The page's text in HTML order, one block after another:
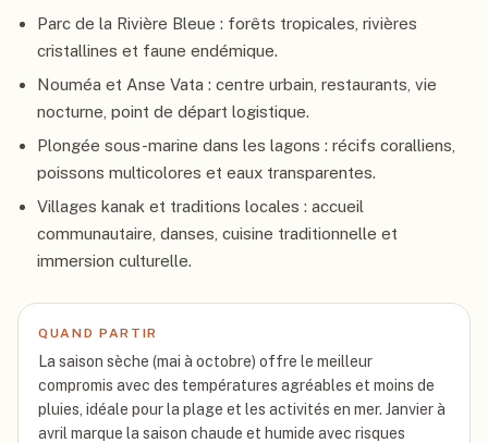
Parc de la Rivière Bleue : forêts tropicales, rivières
cristallines et faune endémique.
Nouméa et Anse Vata : centre urbain, restaurants, vie
nocturne, point de départ logistique.
Plongée sous-marine dans les lagons : récifs coralliens,
poissons multicolores et eaux transparentes.
Villages kanak et traditions locales : accueil
communautaire, danses, cuisine traditionnelle et
immersion culturelle.
QUAND PARTIR
La saison sèche (mai à octobre) offre le meilleur
compromis avec des températures agréables et moins de
pluies, idéale pour la plage et les activités en mer. Janvier à
avril marque la saison chaude et humide avec risques